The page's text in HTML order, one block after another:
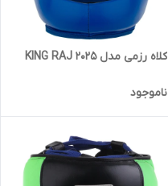
کلاه رزمی مدل KING RAJ 2025
ناموجود